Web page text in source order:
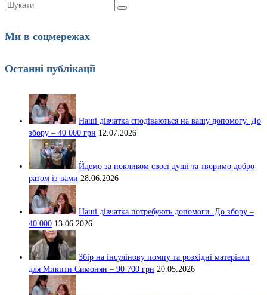
Шукати:
Ми в соцмережах
Останні публікації
Наші дівчатка сподіваються на вашу допомогу. До
збору – 40 000 грн 12.07.2026
Йдемо за покликом своєї душі та творимо добро
разом із вами 28.06.2026
Наші дівчатка потребують допомоги. До збору –
40 000 13.06.2026
Збір на інсулінову помпу та розхідні матеріали
для Микити Симонян – 90 700 грн 20.05.2026